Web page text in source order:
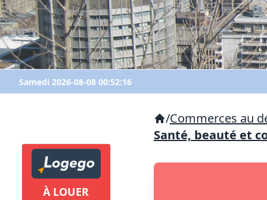
Samedi 2026-08-08 00:52:16
À LOUER
/Commerces au
Santé, beauté et